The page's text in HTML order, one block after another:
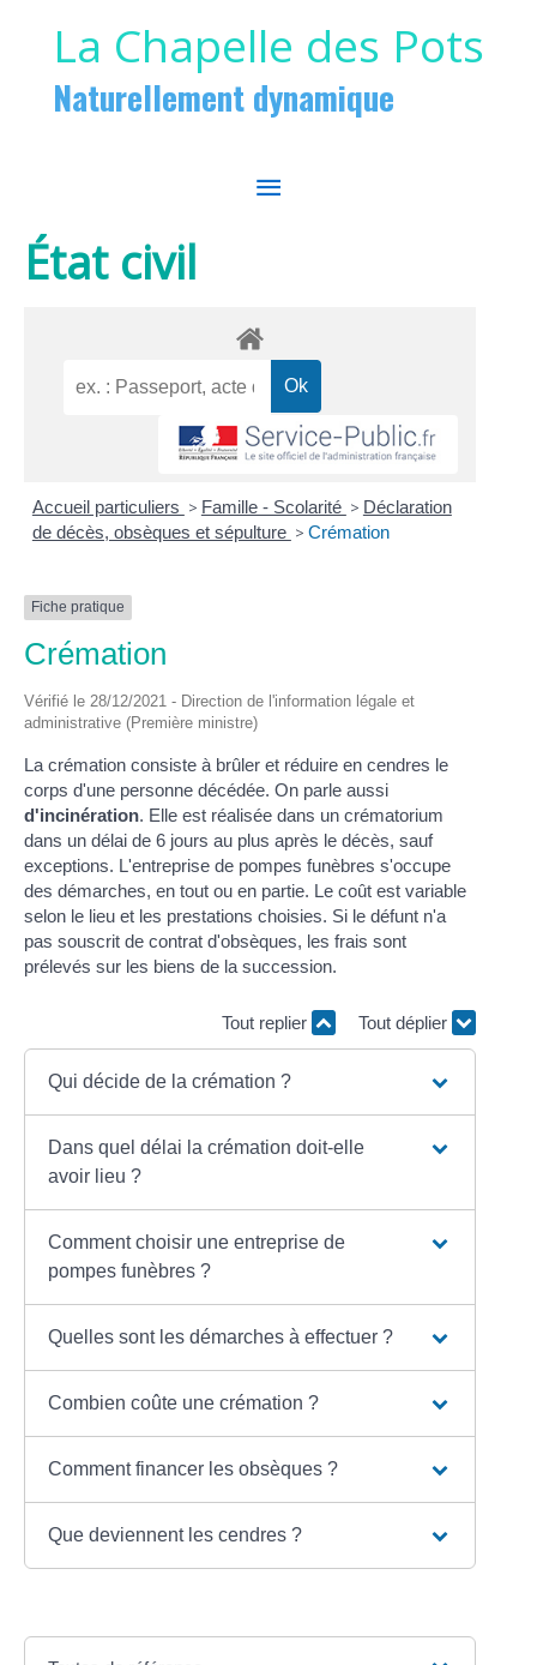
La Chapelle des Pots
Naturellement dynamique
MENU
État civil
Accueil particuliers > Famille - Scolarité > Déclaration
de décès, obsèques et sépulture > Crémation
Fiche pratique
Crémation
Vérifié le 28/12/2021 - Direction de l'information légale et
administrative (Première ministre)
La crémation consiste à brûler et réduire en cendres le
corps d'une personne décédée. On parle aussi
d'incinération. Elle est réalisée dans un crématorium
dans un délai de 6 jours au plus après le décès, sauf
exceptions. L'entreprise de pompes funèbres s'occupe
des démarches, en tout ou en partie. Le coût est variable
selon le lieu et les prestations choisies. Si le défunt n'a
pas souscrit de contrat d'obsèques, les frais sont
prélevés sur les biens de la succession.
Tout replier Tout déplier
Qui décide de la crémation ?
Dans quel délai la crémation doit-elle
avoir lieu ?
Comment choisir une entreprise de
pompes funèbres ?
Quelles sont les démarches à effectuer ?
Combien coûte une crémation ?
Comment financer les obsèques ?
Que deviennent les cendres ?